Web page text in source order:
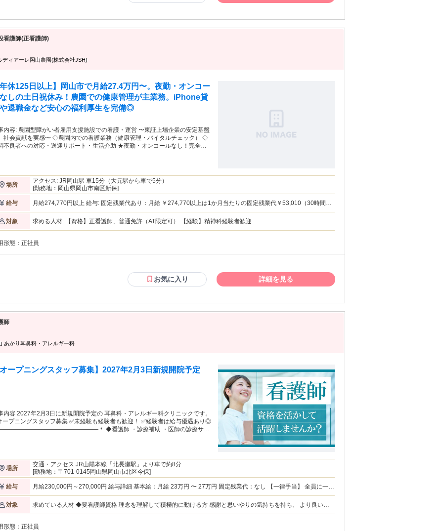
看護師(正看護師)
ディアーレ岡山農園(株式会社JSH)
年休125日以上】岡山市で月給27.4万円〜。夜勤・オンコー
しの土日祝休み！農園での健康管理が主業務。iPhone貸
退職金など安心の福利厚生を完備◎
援施設での看護・運営 〜東証上場企業の安定基盤
社会貢献を実感〜 ◇農園内での看護業務（健康管理・バイタルチェック） ◇
不良者への対応・送迎サポート・生活介助 ★夜勤・オンコールなし！完全週
場所
アクセス: JR岡山駅 車15分（大元駅から車で5分）
[勤務地：岡山県岡山市南区新保]
給与
月給274,770円以上 給与: 固定残業代あり：月給 ￥274,770以上は1か月当たりの固定残業代￥53,010（30時間相
53,010円） 【諸手当】 資格手当（20,000円 ※月給に含む） 固定残業手当（30時間分、超過分は別途支給） 通
勤・皆勤・家族手当：なし
対象 求める人材: 【資格】正看護師、普通免許（AT限定可） 【経験】精神科経験者歓迎
形態： 正社員
お気に入り 詳細を見る
師
あかり耳鼻科・アレルギー科
オープニングスタッフ募集】2027年2月3日新規開院予定
内容 2027年2月3日に新規開院予定の 耳鼻科・アレルギー科クリニックです。
ープニングスタッフ募集 ✅未経験も経験者も歓迎！ ✅経験者は給与優遇あり◎
＊ ◆看護師 ・診療補助 ・医師の診療サポ
オープニングスタッフとして みんなで協力しながら、 少しずつ
覚えていただければ大丈夫です。 患者様が安心して受診できるよう、 医師
療事務スタッフと連携しながら 温かく寄り添った対応をお願いします。 ＊
＊ 当院では、医師や看護師、医療事務な
ます。 職種に関係なく一人ひとりが主体的に活躍できる、 明るく前向きな環
しています。 ＜ 私たちの想い ＞ 「あかり耳鼻科・アレルギー科」 とい
院名には、 患者様が和やかな気持ちで帰ることができ、 「また来たい」と思
いただけるような、 明るく温かなクリニックでありたい という想いが込めら
場所
交通・アクセス JR山陽本線「北長瀬駅」より車で約8分
[勤務地：〒701-0145岡山県岡山市北区今保]
給与
月給230,000円～270,000円 給与詳細 基本給：月給 23万円 〜 27万円 固定残業代：なし 【一律手当】 全員に一律
万円 ◆経験者／月給27万円 ※採血ができる程度の経験・スキルがある方
対象
求めている人材 ◆要看護師資格 理念を理解して積極的に動ける方 感謝と思いやりの気持ちを持ち、 より良い職
下記のような方は歓迎＞ ・病院やクリニックでの看護師経験がある方 ・耳鼻咽喉科での勤務経験がある方 ・外来
形態： 正社員